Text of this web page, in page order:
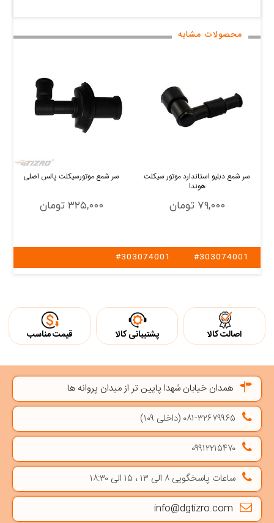
محصولات مشابه
سر شمع دبلیو استاندارد موتور سیکلت
هوندا
۷۹,۰۰۰ تومان
سر شمع موتورسیکلت پالس اصلی
۳۲۵,۰۰۰ تومان
#303074001
#303074001
اصالت کالا پشتیبانی کالا قیمت مناسب
همدان خیابان شهدا پایین تر از میدان پروانه ها
۰۸۱-۳۲۶۷۹۹۶۵ (داخلی ۱۰۹)
۰۹۹۱۲۲۱۵۴۷۰
ساعات پاسخگویی ۸ الی ۱۳ ، ۱۵ الی ۱۸:۳۰
info@dgtizro.com